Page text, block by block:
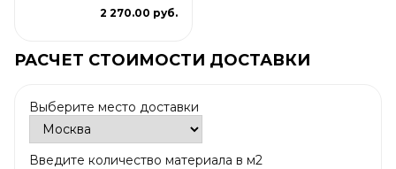
2 270.00 руб.
РАСЧЕТ СТОИМОСТИ ДОСТАВКИ
Выберите место доставки
Введите количество материала в м2